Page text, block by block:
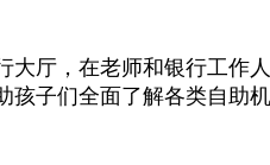
厅，在老师和银行工作
子们全面了解各类自助